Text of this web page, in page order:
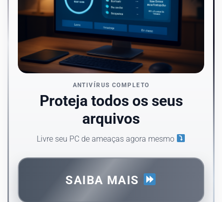
ANTIVÍRUS COMPLETO
Proteja todos os seus
arquivos
Livre seu PC de ameaças agora mesmo
SAIBA MAIS